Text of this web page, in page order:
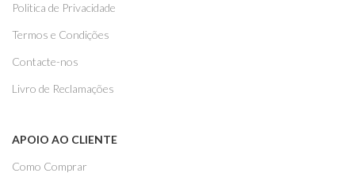
Politica de Privacidade
Termos e Condições
Contacte-nos
Livro de Reclamações
APOIO AO CLIENTE
Como Comprar